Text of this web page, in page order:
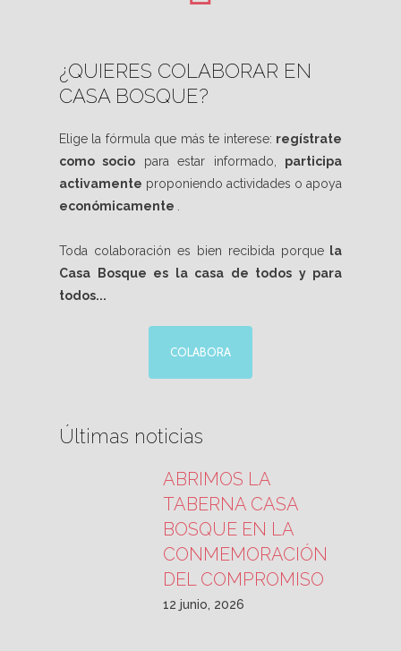
¿QUIERES COLABORAR EN
CASA BOSQUE?
Elige la fórmula que más te interese: regístrate
como socio para estar informado, participa
activamente proponiendo actividades o apoya
económicamente
Toda colaboración es bien recibida porque la
Casa Bosque es la casa de todos y para
todos...
COLABORA
Últimas noticias
ABRIMOS LA
TABERNA CASA
BOSQUE EN LA
CONMEMORACIÓN
DEL COMPROMISO
12 junio, 2026